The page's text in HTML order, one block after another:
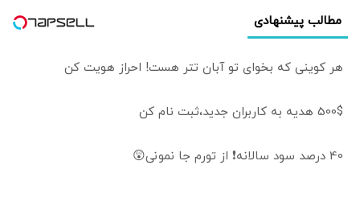
مطالب پیشنهادی
هر کوینی که بخوای تو آبان تتر هست! احراز هویت کن
500$ هدیه به کاربران جدید،ثبت نام کن
40 درصد سود سالانه❗ از تورم جا نمونی😲